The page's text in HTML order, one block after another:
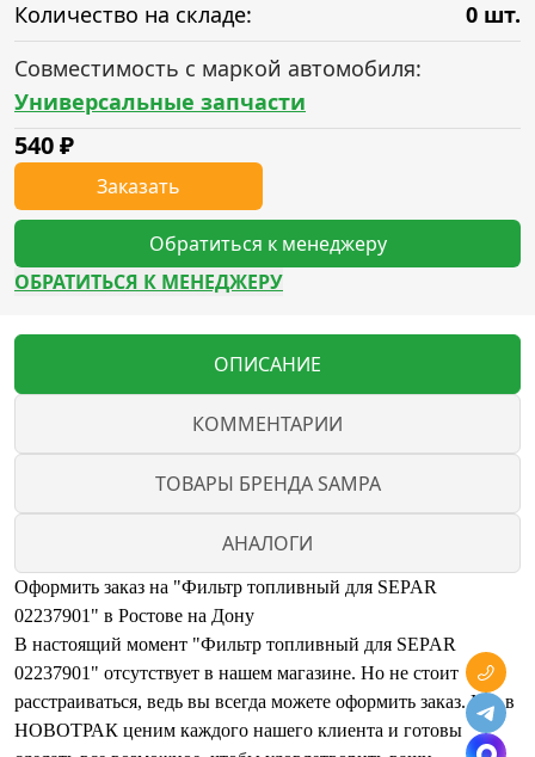
Количество на складе:
0 шт.
Совместимость с маркой автомобиля:
Универсальные запчасти
540₽
Заказать
Обратиться к менеджеру
ОБРАТИТЬСЯ К МЕНЕДЖЕРУ
ОПИСАНИЕ
КОММЕНТАРИИ
ТОВАРЫ БРЕНДА SAMPA
АНАЛОГИ
Оформить заказ на "Фильтр топливный для SEPAR
02237901" в Ростове на Дону
В настоящий момент "Фильтр топливный для SEPAR
02237901" отсутствует в нашем магазине. Но не стоит
расстраиваться, ведь вы всегда можете оформить заказ. Мы в
НОВОТРАК ценим каждого нашего клиента и готовы